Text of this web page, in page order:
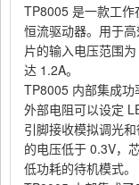
TP8005 是一款工作
恒流驱动器。用于
片的输入电压范围为
达 1.2A。
TP8005 内部集成
外部电阻可以设定
引脚接收模拟调光
的电压低于 0.3V，
低功耗的待机模式。